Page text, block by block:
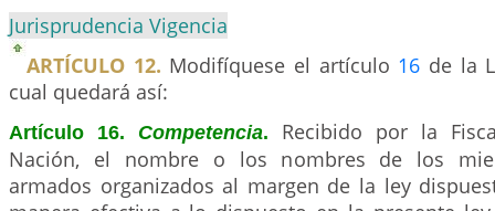
Jurisprudencia Vigencia
ARTÍCULO 12. Modifíquese el artículo 16 de la
cual quedará así:
Artículo 16. Competencia. Recibido por la
Nación, el nombre o los nombres de los
armados organizados al margen de la ley